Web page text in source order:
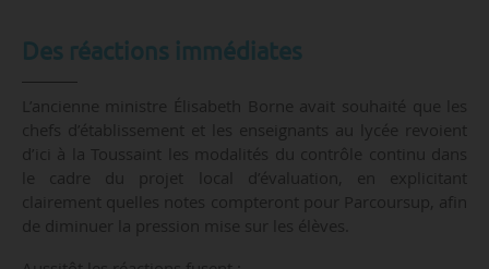
Des réactions immédiates
L’ancienne ministre Élisabeth Borne avait souhaité que les
chefs d’établissement et les enseignants au lycée revoient
d’ici à la Toussaint les modalités du contrôle continu dans
le cadre du projet local d’évaluation, en explicitant
clairement quelles notes compteront pour Parcoursup, afin
de diminuer la pression mise sur les élèves.